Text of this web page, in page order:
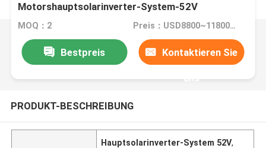
Motorshauptsolarinverter-System-52V
MOQ：2 Preis：USD8800~11800/Piece
Bestpreis Kontaktieren Sie
uns
PRODUKT-BESCHREIBUNG
Hauptsolarinverter-System 52V,